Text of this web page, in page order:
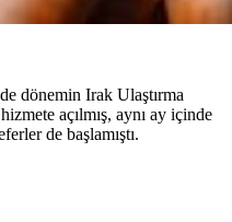
dönemin Irak Ulaştırma
açılmış, aynı ay içinde
de başlamıştı.